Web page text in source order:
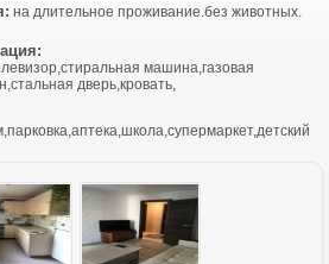
на длительное проживание.без животных.
машина,газовая
дверь,кровать,